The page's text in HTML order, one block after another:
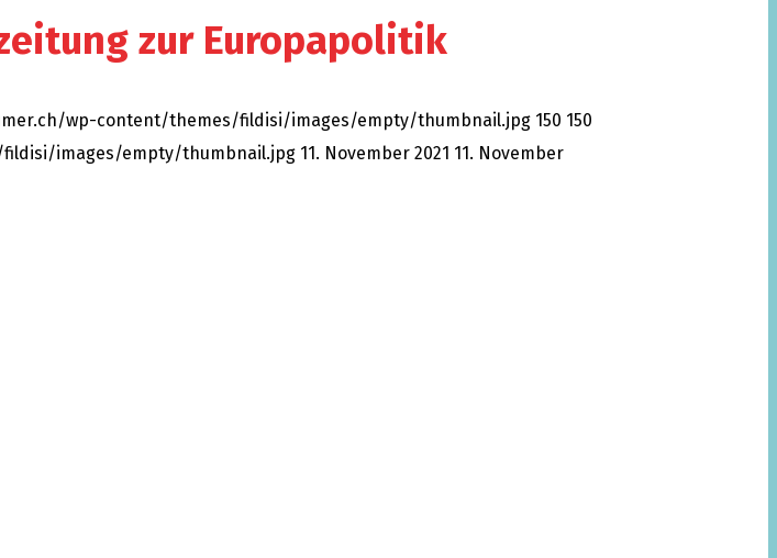
zur Europapolitik
wp-content/themes/fildisi/images/empty/thumbnail.jpg 150 150
images/empty/thumbnail.jpg 11. November 2021 11. November